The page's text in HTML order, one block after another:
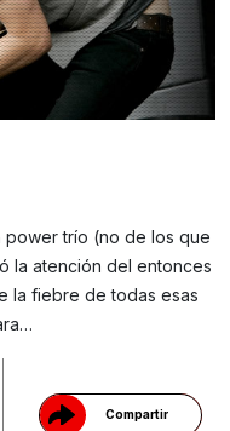
Compartir
Gracias!
power trío (no de los que
la atención del entonces
la fiebre de todas esas